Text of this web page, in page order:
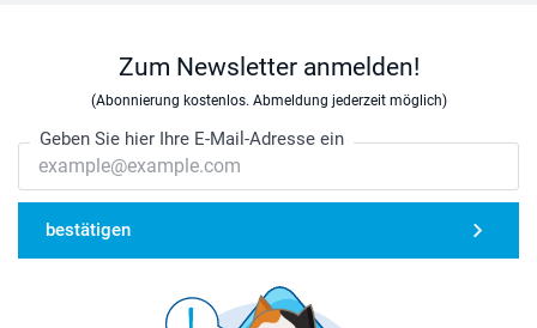
Zum Newsletter anmelden!
(Abonnierung kostenlos. Abmeldung jederzeit möglich)
Geben Sie hier Ihre E-Mail-Adresse ein
bestätigen